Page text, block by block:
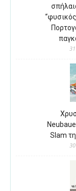
Slam